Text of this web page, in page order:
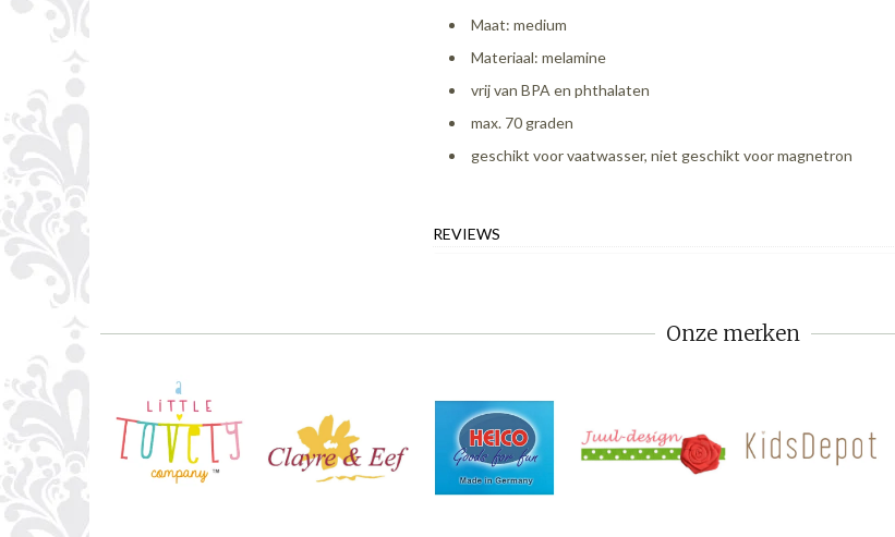
Maat: medium
Materiaal: melamine
vrij van BPA en phthalaten
max. 70 graden
geschikt voor vaatwasser, niet geschikt voor magnetron
REVIEWS
Onze merken